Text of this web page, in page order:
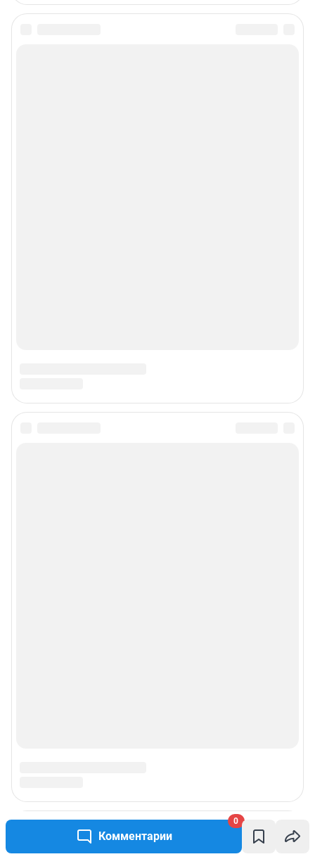
Комментарии
0